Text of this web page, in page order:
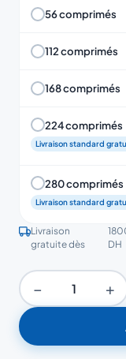
56 comprimés
112 comprimés
168 comprimés
224 comprimés
Livraison standard
280 comprimés
Livraison standard
Livraison
gratuite dès
DH
− +